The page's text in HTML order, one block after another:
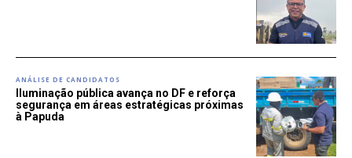
ANÁLISE DE CANDIDATOS
Iluminação pública avança no DF e reforça
segurança em áreas estratégicas próximas
à Papuda